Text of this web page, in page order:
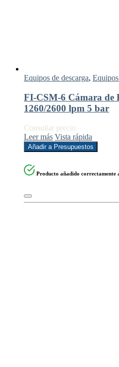
Equipos de descarga,
FI-CSM-6 Cámara de
1260/2600 lpm 5 bar
Consultar precio
Leer más Vista rápida
Añadir a Presupuestos
Producto añadido correctamente